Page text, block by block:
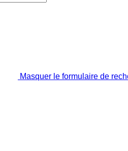
Masquer le formulaire de